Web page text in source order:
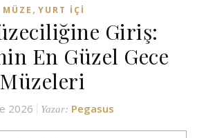
MÜZE , YURT İÇI
Giriş:
En Güzel Gece
Müzeleri
2026 Yazar: Pegasus